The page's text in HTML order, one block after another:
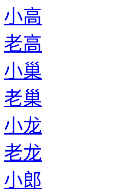
小高
老高
小巢
老巢
小龙
老龙
小郎